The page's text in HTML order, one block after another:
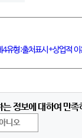
4유형:출처표시+상업적 이
정보에 대하여 만족
니오